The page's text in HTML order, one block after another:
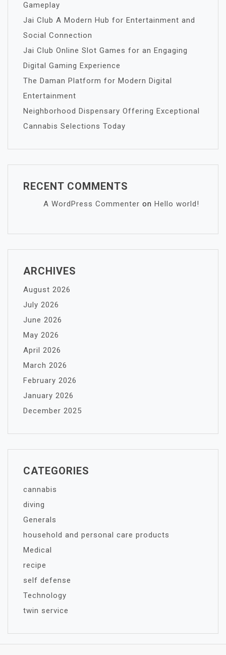
Gameplay
Jai Club A Modern Hub for Entertainment and
Social Connection
Jai Club Online Slot Games for an Engaging
Digital Gaming Experience
The Daman Platform for Modern Digital
Entertainment
Neighborhood Dispensary Offering Exceptional
Cannabis Selections Today
RECENT COMMENTS
A WordPress Commenter on Hello world!
ARCHIVES
August 2026
July 2026
June 2026
May 2026
April 2026
March 2026
February 2026
January 2026
December 2025
CATEGORIES
cannabis
diving
Generals
household and personal care products
Medical
recipe
self defense
Technology
twin service